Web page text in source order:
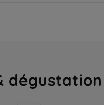
dégustation